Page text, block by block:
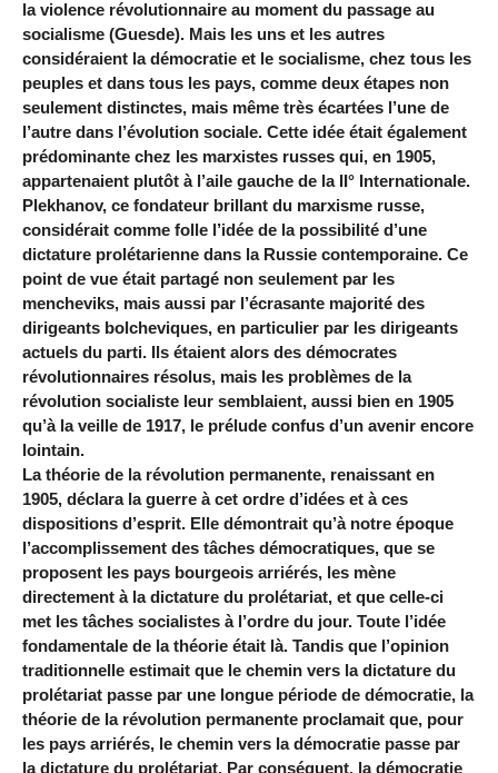
la violence révolutionnaire au moment du passage au
socialisme (Guesde). Mais les uns et les autres
considéraient la démocratie et le socialisme, chez tous les
peuples et dans tous les pays, comme deux étapes non
seulement distinctes, mais même très écartées l’une de
l’autre dans l’évolution sociale. Cette idée était également
prédominante chez les marxistes russes qui, en 1905,
appartenaient plutôt à l’aile gauche de la II° Internationale.
Plekhanov, ce fondateur brillant du marxisme russe,
considérait comme folle l’idée de la possibilité d’une
dictature prolétarienne dans la Russie contemporaine. Ce
point de vue était partagé non seulement par les
mencheviks, mais aussi par l’écrasante majorité des
dirigeants bolcheviques, en particulier par les dirigeants
actuels du parti. Ils étaient alors des démocrates
révolutionnaires résolus, mais les problèmes de la
révolution socialiste leur semblaient, aussi bien en 1905
qu’à la veille de 1917, le prélude confus d’un avenir encore
lointain.
La théorie de la révolution permanente, renaissant en
1905, déclara la guerre à cet ordre d’idées et à ces
dispositions d’esprit. Elle démontrait qu’à notre époque
l’accomplissement des tâches démocratiques, que se
proposent les pays bourgeois arriérés, les mène
directement à la dictature du prolétariat, et que celle-ci
met les tâches socialistes à l’ordre du jour. Toute l’idée
fondamentale de la théorie était là. Tandis que l’opinion
traditionnelle estimait que le chemin vers la dictature du
prolétariat passe par une longue période de démocratie, la
théorie de la révolution permanente proclamait que, pour
les pays arriérés, le chemin vers la démocratie passe par
la dictature du prolétariat. Par conséquent, la démocratie